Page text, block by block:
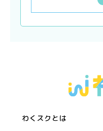
わくスクとは